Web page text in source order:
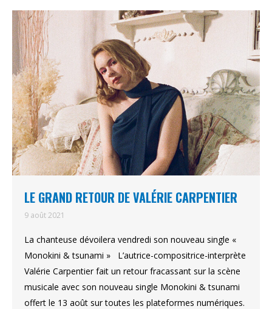
LE GRAND RETOUR DE VALÉRIE CARPENTIER
9 août 2021
La chanteuse dévoilera vendredi son nouveau single «
Monokini & tsunami » L’autrice-compositrice-interprète
Valérie Carpentier fait un retour fracassant sur la scène
musicale avec son nouveau single Monokini & tsunami
offert le 13 août sur toutes les plateformes numériques.